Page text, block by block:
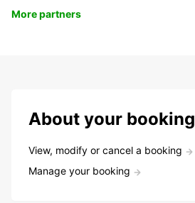
More partners
About your booking
View, modify or cancel a booking
Manage your booking